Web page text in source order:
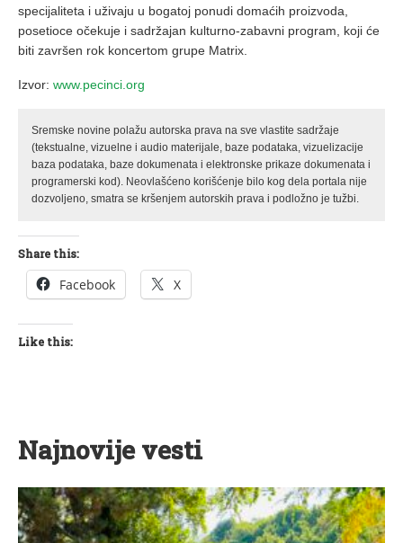
specijaliteta i uživaju u bogatoj ponudi domaćih proizvoda,
posetioce očekuje i sadržajan kulturno-zabavni program, koji će
biti završen rok koncertom grupe Matrix.
Izvor: www.pecinci.org
Sremske novine polažu autorska prava na sve vlastite sadržaje
(tekstualne, vizuelne i audio materijale, baze podataka, vizuelizacije
baza podataka, baze dokumenata i elektronske prikaze dokumenata i
programerski kod). Neovlašćeno korišćenje bilo kog dela portala nije
dozvoljeno, smatra se kršenjem autorskih prava i podložno je tužbi.
Share this:
Facebook X
Like this:
Najnovije vesti